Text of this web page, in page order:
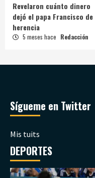
Revelaron cuánto dinero
dejó el papa Francisco de
herencia
5 meses hace Redacción
Sígueme en Twitter
Mis tuits
DEPORTES